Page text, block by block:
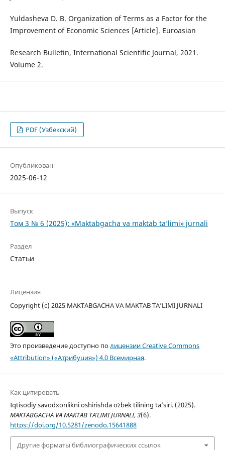
Yuldasheva D. B. Organization of Terms as a Factor for the
Improvement of Economic Sciences [Article]. Euroasian
Research Bulletin, International Scientific Journal, 2021.
Volume 2.
PDF (Узбекский)
Опубликован
2025-06-12
Выпуск
Том 3 № 6 (2025): «Maktabgacha va maktab ta’limi» jurnali
Раздел
Статьи
Лицензия
Copyright (c) 2025 MAKTABGACHA VA MAKTAB TA’LIMI JURNALI
Это произведение доступно полицензии Creative Commons
«Attribution» («Атрибуция») 4.0 Всемирная.
Как цитировать
Iqtisodiy savodxonlikni oshirishda oʻzbek tilining ta’siri. (2025).
MAKTABGACHA VA MAKTAB TA’LIMI JURNALI,3(6).
https://doi.org/10.5281/zenodo.15641888
Другие форматы библиографических ссылок